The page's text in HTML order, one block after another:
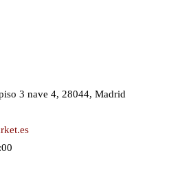
3 nave 4, 28044, Madrid